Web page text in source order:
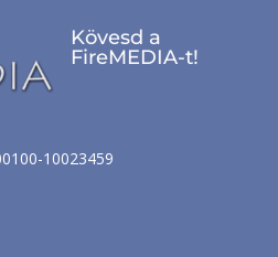
10023459
Kövesd a
FireMEDIA-t!